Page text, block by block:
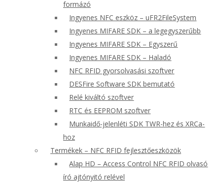
formázó
Ingyenes NFC eszköz – uFR2FileSystem
Ingyenes MIFARE SDK – a legegyszerűbb
Ingyenes MIFARE SDK – Egyszerű
Ingyenes MIFARE SDK – Haladó
NFC RFID gyorsolvasási szoftver
DESFire Software SDK bemutató
Relé kiváltó szoftver
RTC és EEPROM szoftver
Munkaidő-jelenléti SDK TWR-hez és XRCa-
hoz
Termékek – NFC RFID fejlesztőeszközök
Alap HD – Access Control NFC RFID olvasó
író ajtónyitó relével